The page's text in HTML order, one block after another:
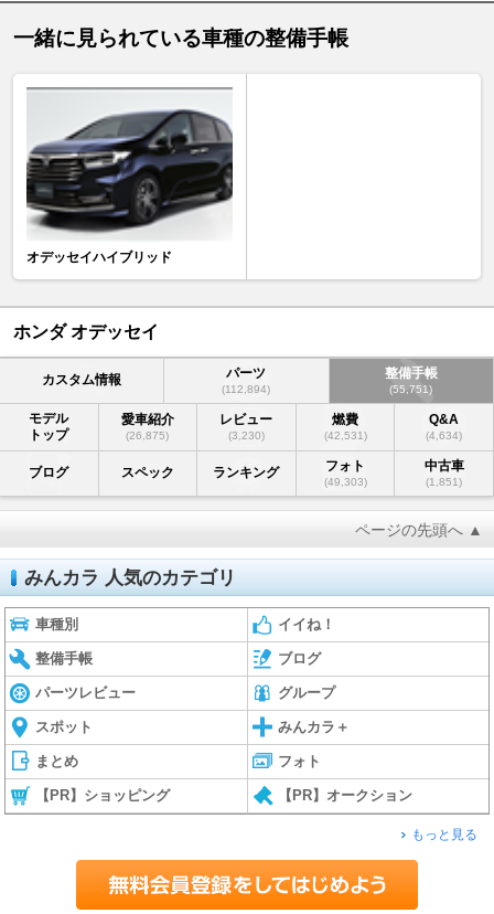
一緒に見られている車種の整備手帳
オデッセイハイブリッド
ホンダ オデッセイ
カスタム情報 パーツ
(112,894)
整備手帳
(55,751)
モデル
トップ
愛車紹介
(26,875)
レビュー
(3,230)
燃費
(42,531)
Q&A
(4,634)
ブログ スペック ランキング フォト
(49,303)
中古車
(1,851)
ページの先頭へ ▲
みんカラ 人気のカテゴリ
車種別 イイね！
整備手帳 ブログ
パーツレビュー グループ
スポット みんカラ＋
まとめ フォト
【PR】ショッピング 【PR】オークション
もっと見る